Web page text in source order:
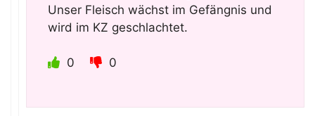
Unser Fleisch wächst im Gefängnis und
wird im KZ geschlachtet.
0 0